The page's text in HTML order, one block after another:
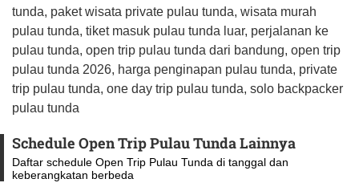
tunda, paket wisata private pulau tunda, wisata murah
pulau tunda, tiket masuk pulau tunda luar, perjalanan ke
pulau tunda, open trip pulau tunda dari bandung, open trip
pulau tunda 2026, harga penginapan pulau tunda, private
trip pulau tunda, one day trip pulau tunda, solo backpacker
pulau tunda
Schedule Open Trip Pulau Tunda Lainnya
Daftar schedule Open Trip Pulau Tunda di tanggal dan
keberangkatan berbeda